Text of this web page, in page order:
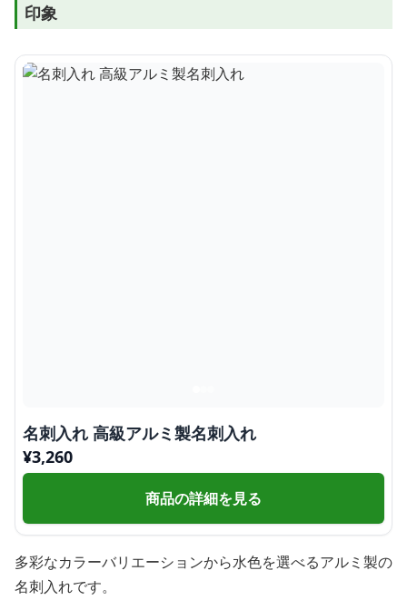
印象
名刺入れ 高級アルミ製名刺入れ
¥3,260
商品の詳細を見る
多彩なカラーバリエーションから水色を選べるアルミ製の
名刺入れです。